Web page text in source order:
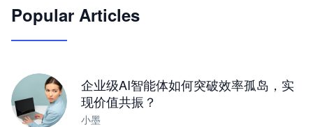
JimoClaw 桌面 AI Agent 工作台
Popular Articles
企业级AI智能体如何突破效率孤岛，实
现价值共振？
小墨